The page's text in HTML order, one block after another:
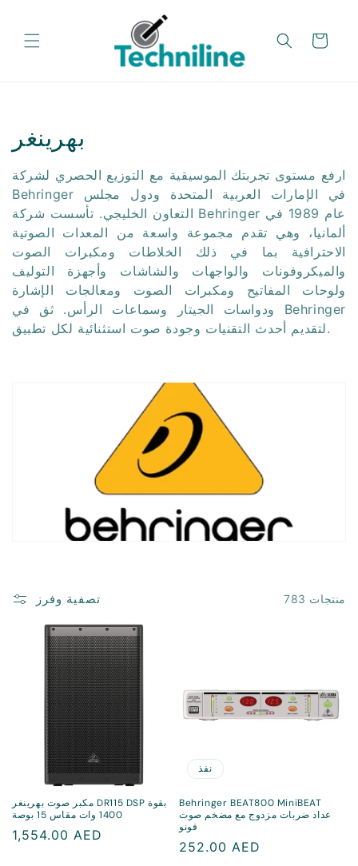
المحتوى
عربة
م
ج
م
و
ع
ة
:
بهرينغر
ارفع مستوى تجربتك الموسيقية مع التوزيع الحصري لشركة
Behringer في الإمارات العربية المتحدة ودول مجلس
التعاون الخليجي. تأسست شركة Behringer عام 1989 في
ألمانيا، وهي تقدم مجموعة واسعة من المعدات الصوتية
الاحترافية بما في ذلك الخلاطات ومكبرات الصوت
والميكروفونات والواجهات والشاشات وأجهزة التوليف
ولوحات المفاتيح ومكبرات الصوت ومعالجات الإشارة
ودواسات الجيتار وسماعات الرأس. ثق في Behringer
لتقديم أحدث التقنيات وجودة صوت استثنائية لكل تطبيق.
تصفية وفرز 783 منتجات
مكبر صوت بهرينغر DR115 DSP بقوة
1400 وات مقاس 15 بوصة
سعر
1,554.00 AED
نفذ
Behringer BEAT800 MiniBEAT
عداد ضربات مزدوج مع مضخم صوت
فونو
سعر
252.00 AED